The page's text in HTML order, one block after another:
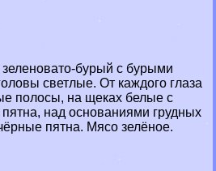
бурый с бурыми
светлые. От каждого глаза
полосы, на щеках белые с
над основаниями грудных
пятна. Мясо зелёное.